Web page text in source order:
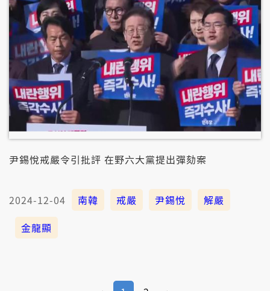
尹錫悅戒嚴令引批評 在野六大黨提出彈劾案
2024-12-04 南韓 戒嚴 尹錫悅
解嚴
金龍顯